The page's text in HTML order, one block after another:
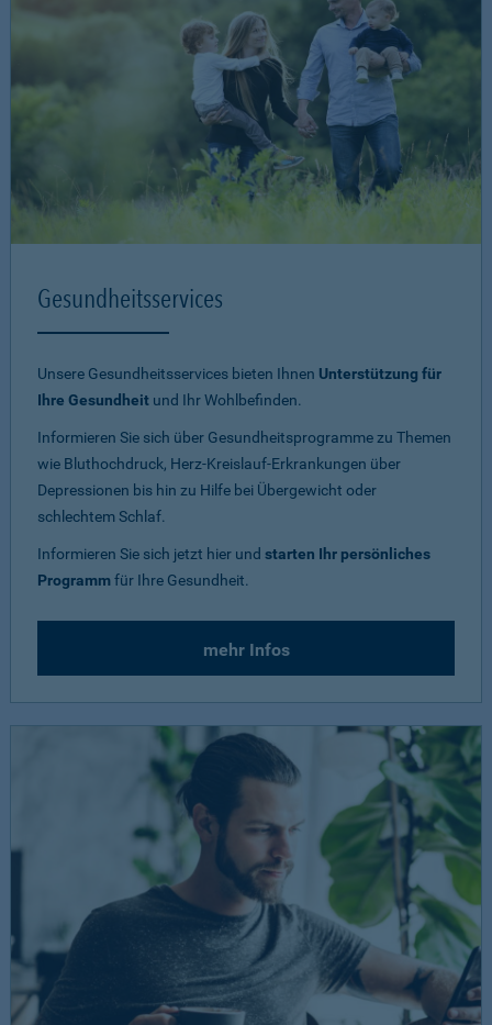
Gesundheitsservices
Unsere Gesundheitsservices bieten Ihnen Unterstützung für
Ihre Gesundheit und Ihr Wohlbefinden.
Informieren Sie sich über Gesundheitsprogramme zu Themen
wie Bluthochdruck, Herz-Kreislauf-Erkrankungen über
Depressionen bis hin zu Hilfe bei Übergewicht oder
schlechtem Schlaf.
Informieren Sie sich jetzt hier und starten Ihr persönliches
Programmfür Ihre Gesundheit.
mehr Infos